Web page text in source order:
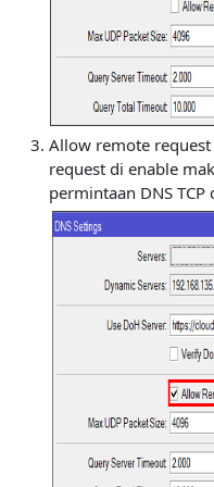
Allow remote
request di enable
permintaan DNS TCP